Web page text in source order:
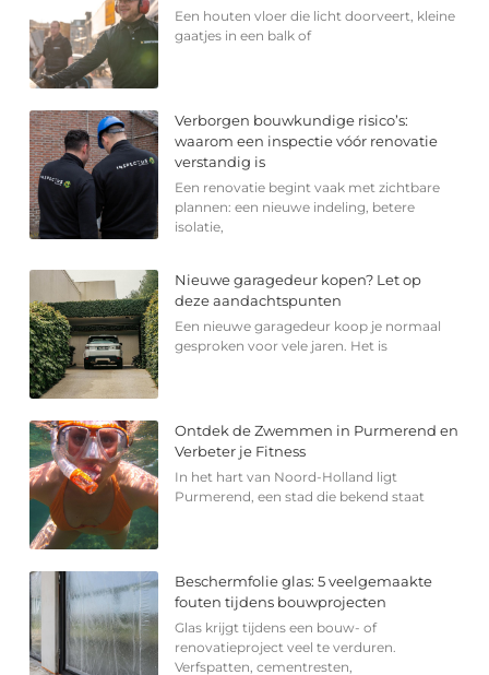
Een houten vloer die licht doorveert, kleine
gaatjes in een balk of
Verborgen bouwkundige risico’s:
waarom een inspectie vóór renovatie
verstandig is
Een renovatie begint vaak met zichtbare
plannen: een nieuwe indeling, betere
isolatie,
Nieuwe garagedeur kopen? Let op
deze aandachtspunten
Een nieuwe garagedeur koop je normaal
gesproken voor vele jaren. Het is
Ontdek de Zwemmen in Purmerend en
Verbeter je Fitness
In het hart van Noord-Holland ligt
Purmerend, een stad die bekend staat
Beschermfolie glas: 5 veelgemaakte
fouten tijdens bouwprojecten
Glas krijgt tijdens een bouw- of
renovatieproject veel te verduren.
Verfspatten, cementresten,